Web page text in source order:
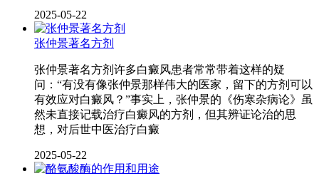
2025-05-22
张仲景著名方剂
张仲景著名方剂许多白癜风患者常常带着这样的疑
问：“有没有像张仲景那样伟大的医家，留下的方剂可以
有效应对白癜风？”事实上，张仲景的《伤寒杂病论》虽
然未直接记载治疗白癜风的方剂，但其辨证论治的思
想，对后世中医治疗白癜
2025-05-22